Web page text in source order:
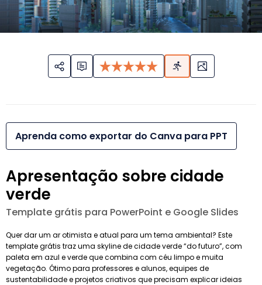
Aprenda como exportar do Canva para PPT
Apresentação sobre cidade
verde
Template grátis para PowerPoint e Google Slides
Quer dar um ar otimista e atual para um tema ambiental? Este
template grátis traz uma skyline de cidade verde “do futuro”, com
paleta em azul e verde que combina com céu limpo e muita
vegetação. Ótimo para professores e alunos, equipes de
sustentabilidade e projetos criativos que precisam explicar ideias